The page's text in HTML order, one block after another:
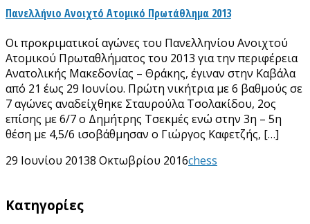
Πανελλήνιο Ανοιχτό Ατομικό Πρωτάθλημα 2013
Οι προκριματικοί αγώνες του Πανελληνίου Ανοιχτού
Ατομικού Πρωταθλήματος του 2013 για την περιφέρεια
Ανατολικής Μακεδονίας – Θράκης, έγιναν στην Καβάλα
από 21 έως 29 Ιουνίου. Πρώτη νικήτρια με 6 βαθμούς σε
7 αγώνες αναδείχθηκε Σταυρούλα Τσολακίδου, 2ος
επίσης με 6/7 ο Δημήτρης Τσεκμές ενώ στην 3η – 5η
θέση με 4,5/6 ισοβάθμησαν ο Γιώργος Καφετζής, […]
29 Ιουνίου 20138 Οκτωβρίου 2016chess
Kατηγορίες